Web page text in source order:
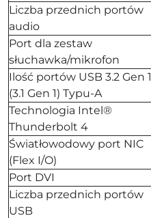
Liczba przednich portów
audio
Port dla zestaw
słuchawka/mikrofon
Ilość portów USB 3.2 Gen 1
(3.1 Gen 1) Typu-A
Technologia Intel®
Thunderbolt 4
Światłowodowy port NIC
(Flex I/O)
Port DVI
Liczba przednich portów
USB